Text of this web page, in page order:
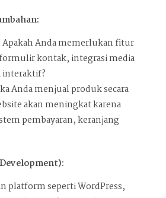
Anda memerlukan fitur
kontak, integrasi media
interaktif?
Anda menjual produk secara
akan meningkat karena
pembayaran, keranjang
platform seperti WordPress,